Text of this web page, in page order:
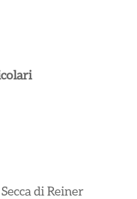
di Reiner